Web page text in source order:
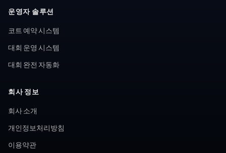
운영자 솔루션
코트 예약 시스템
대회 운영 시스템
대회 완전 자동화
회사 정보
회사 소개
개인정보처리방침
이용약관